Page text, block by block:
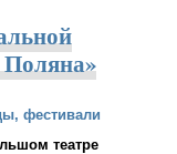
Поляна»
фестивали
театре